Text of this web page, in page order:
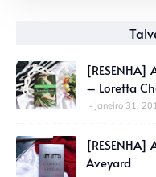
[RESENHA]
– Loretta
janeiro 31,
Aveyard